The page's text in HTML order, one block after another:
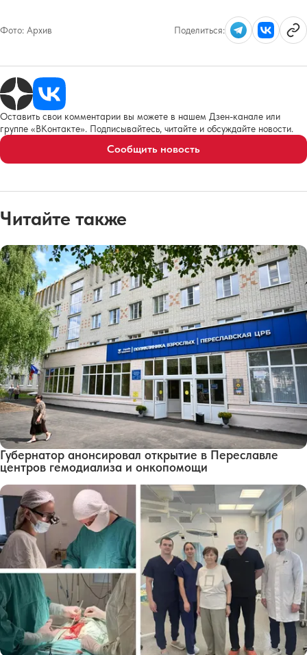
Фото: Архив Поделиться:
Оставить свои комментарии вы можете в нашем Дзен-канале или
группе «ВКонтакте». Подписывайтесь, читайте и обсуждайте новости.
Сообщить новость
Читайте также
Губернатор анонсировал открытие в Переславле
центров гемодиализа и онкопомощи